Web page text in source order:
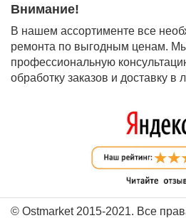
Внимание!
В нашем ассортименте все
ремонта по выгодным ценам.
профессиональную
обработку заказов и доставку в
© Ostmarket 2015-2021. Все